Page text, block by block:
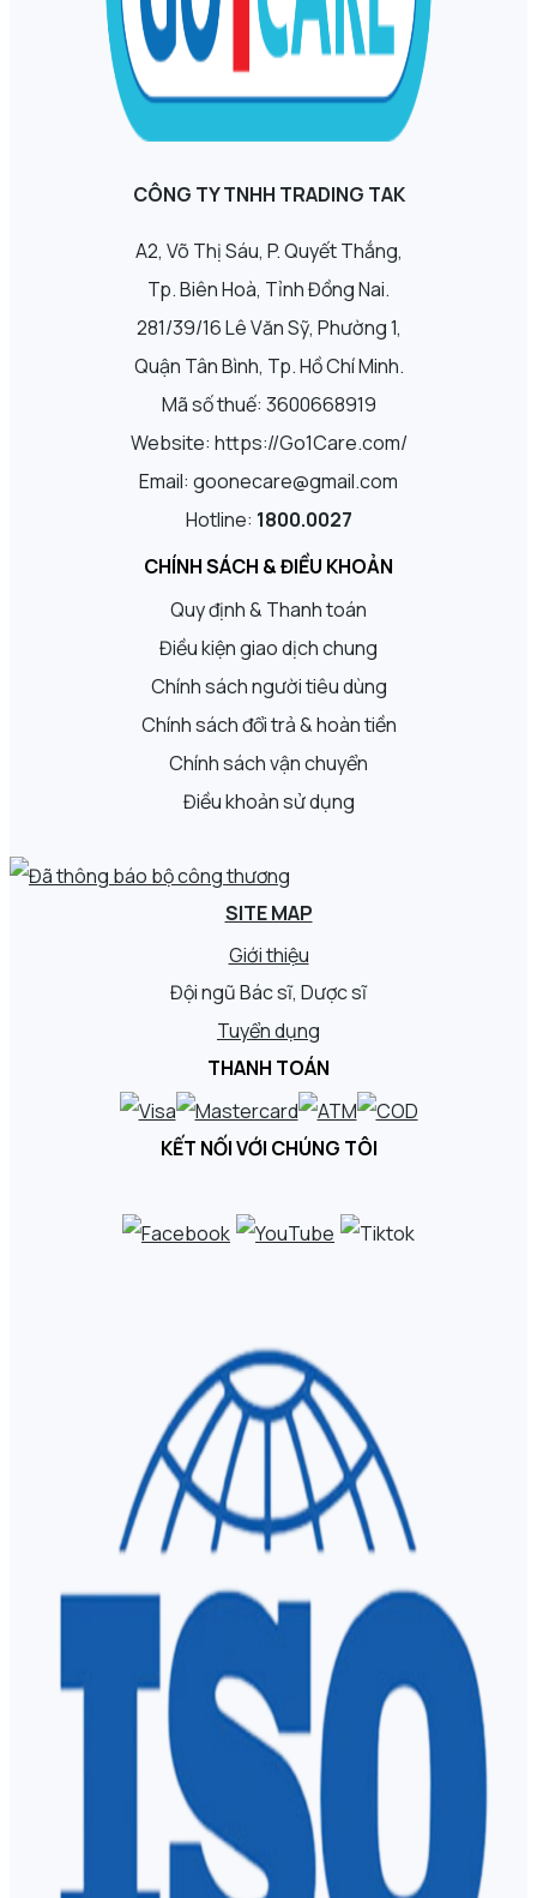
CÔNG TY TNHH TRADING TAK
A2, Võ Thị Sáu, P. Quyết Thắng,
Tp. Biên Hoà, Tỉnh Đồng Nai.
281/39/16 Lê Văn Sỹ, Phường 1,
Quận Tân Bình, Tp. Hồ Chí Minh.
Mã số thuế: 3600668919
Website: https://Go1Care.com/
Email: goonecare@gmail.com
Hotline: 1800.0027
CHÍNH SÁCH & ĐIỀU KHOẢN
Quy định & Thanh toán
Điều kiện giao dịch chung
Chính sách người tiêu dùng
Chính sách đổi trả & hoàn tiền
Chính sách vận chuyển
Điều khoản sử dụng
SITE MAP
Giới thiệu
Đội ngũ Bác sĩ, Dược sĩ
Tuyển dụng
THANH TOÁN
KẾT NỐI VỚI CHÚNG TÔI